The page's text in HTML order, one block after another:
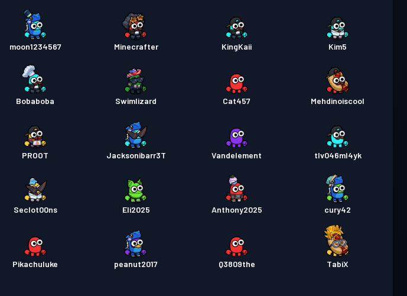
moon1234567 Minecrafter KingKaii Kim5
Bobaboba Swimlizard Cat457 Mehdinoiscool
PROOT Jacksonibarr3T Vandelement tlv046ml4yk
Seclot00ns Eli2025 Anthony2025 cury42
Pikachuluke peanut2017 Q3809the TabiX